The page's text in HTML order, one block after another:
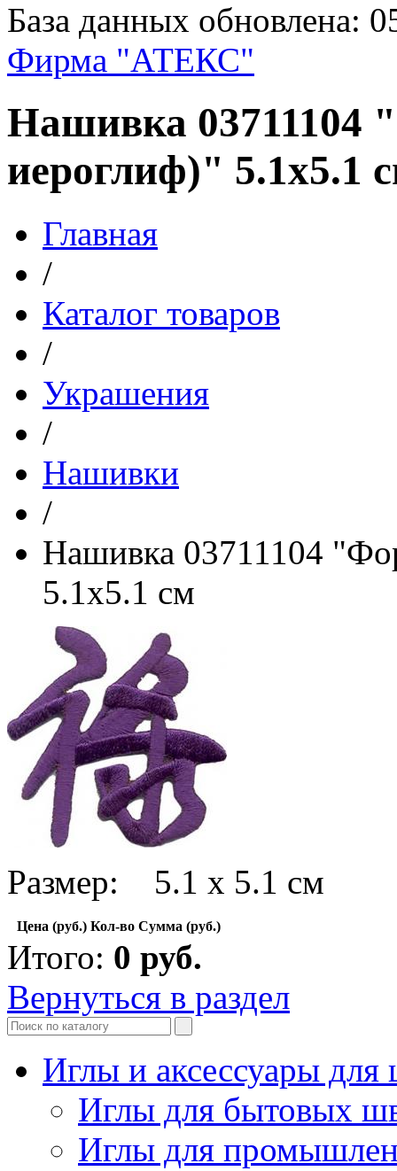
База данных обновлена:
Фирма "АТЕКС"
Нашивка 03711104
иероглиф)" 5.1х5.1
Главная
/
Каталог товаров
/
Украшения
/
Нашивки
/
Нашивка 03711104
5.1х5.1 см
Размер: 5.1 х 5.1 см
Цена (руб.) Кол-во Сумма (руб.)
Итого: 0 руб.
Вернуться в раздел
Иглы и аксессуары
Иглы для бытовых
Иглы для